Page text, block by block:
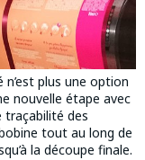
n’est plus une option
nouvelle étape avec
traçabilité des
tout au long de
la découpe finale.